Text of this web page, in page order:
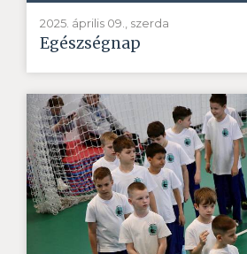
2025. április 09., szerda
Egészségnap